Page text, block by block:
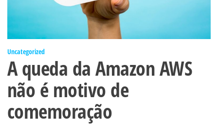
Uncategorized
A queda da Amazon AWS
não é motivo de
comemoração